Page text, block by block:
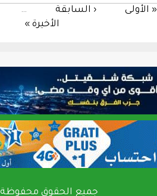
« الأولى ‹ السابقة …
الأخيرة »
جميع الحقوق محفوظة